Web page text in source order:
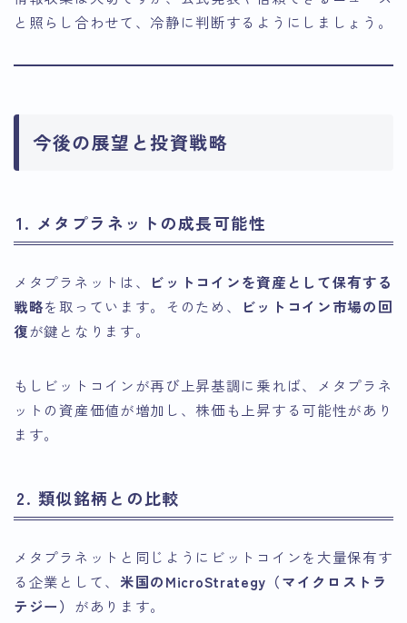
と照らし合わせて、冷静に判断するようにしましょう。
今後の展望と投資戦略
1. メタプラネットの成長可能性
メタプラネットは、
ビットコインを資産として保有する
戦略を取っています。そのため、
ビットコイン市場の回
復が鍵となります。
もしビットコインが再び上昇基調に乗れば、メタプラネ
ットの資産価値が増加し、株価も上昇する可能性があり
ます。
2. 類似銘柄との比較
メタプラネットと同じようにビットコインを大量保有す
る企業として、 米国のMicroStrategy（マイクロストラ
テジー） があります。